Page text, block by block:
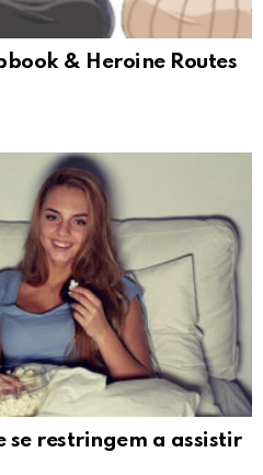
& Heroine Routes
se restringem a assistir